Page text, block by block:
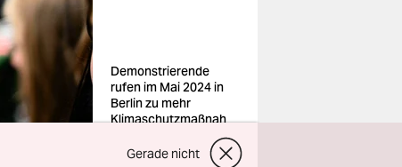
Demonstrierende
rufen im Mai 2024 in
Berlin zu mehr
Klimaschutzmaßnah
Foto: Andreas
Gerade nicht